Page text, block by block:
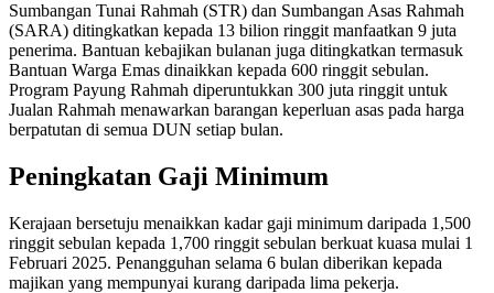
Sumbangan Tunai Rahmah (STR) dan Sumbangan Asas Rahmah
(SARA) ditingkatkan kepada 13 bilion ringgit manfaatkan 9 juta
penerima. Bantuan kebajikan bulanan juga ditingkatkan termasuk
Bantuan Warga Emas dinaikkan kepada 600 ringgit sebulan.
Program Payung Rahmah diperuntukkan 300 juta ringgit untuk
Jualan Rahmah menawarkan barangan keperluan asas pada harga
berpatutan di semua DUN setiap bulan.
Peningkatan Gaji Minimum
Kerajaan bersetuju menaikkan kadar gaji minimum daripada 1,500
ringgit sebulan kepada 1,700 ringgit sebulan berkuat kuasa mulai 1
Februari 2025. Penangguhan selama 6 bulan diberikan kepada
majikan yang mempunyai kurang daripada lima pekerja.